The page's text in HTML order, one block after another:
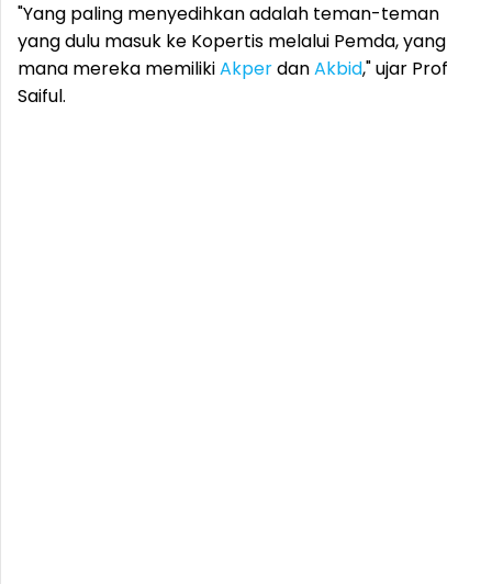
"Yang paling menyedihkan adalah teman-teman
yang dulu masuk ke Kopertis melalui Pemda, yang
mana mereka memilikiAkperdanAkbid," ujar Prof
Saiful.